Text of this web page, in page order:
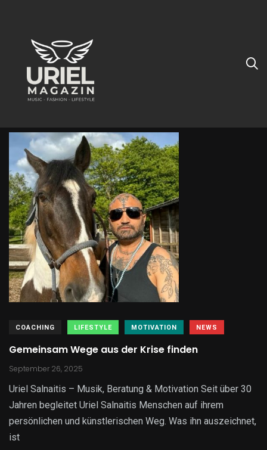
Beratung
COACHING LIFESTYLE MOTIVATION NEWS
Gemeinsam Wege aus der Krise finden
September 26, 2025
Uriel Salnaitis – Musik, Beratung & Motivation Seit über 30
Jahren begleitet Uriel Salnaitis Menschen auf ihrem
persönlichen und künstlerischen Weg. Was ihn auszeichnet,
ist